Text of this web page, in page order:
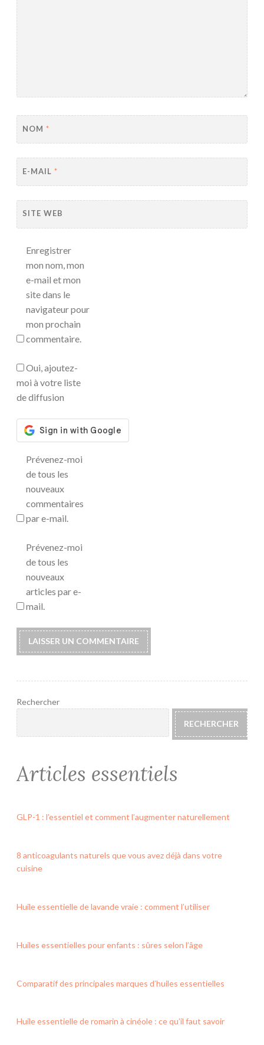
NOM *
E-MAIL *
SITE WEB
Enregistrer
mon nom, mon
e-mail et mon
site dans le
navigateur pour
mon prochain
commentaire.
Oui, ajoutez-
moi à votre liste
de diffusion
Prévenez-moi
de tous les
nouveaux
commentaires
par e-mail.
Prévenez-moi
de tous les
nouveaux
articles par e-
mail.
Rechercher
RECHERCHER
Articles essentiels
GLP-1 : l’essentiel et comment l’augmenter naturellement
8 anticoagulants naturels que vous avez déjà dans votre
cuisine
Huile essentielle de lavande vraie : comment l’utiliser
Huiles essentielles pour enfants : sûres selon l’âge
Comparatif des principales marques d’huiles essentielles
Huile essentielle de romarin à cinéole : ce qu’il faut savoir